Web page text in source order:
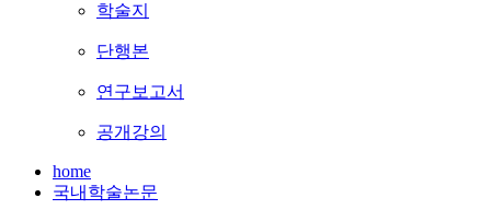
학술지
단행본
연구보고서
공개강의
home
국내학술논문